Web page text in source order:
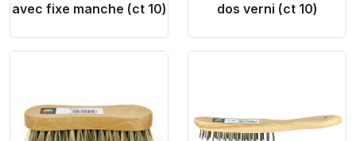
avec fixe manche (ct 10)
dos verni (ct 10)